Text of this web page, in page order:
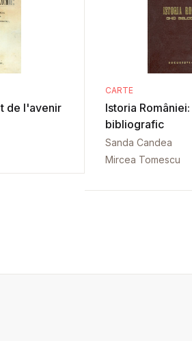
de l'avenir
CARTE
Istoria
bibliografic
Sanda Candea
Mircea Tomescu